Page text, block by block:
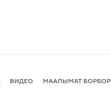
ВИДЕО МААЛЫМАТ БОРБОР